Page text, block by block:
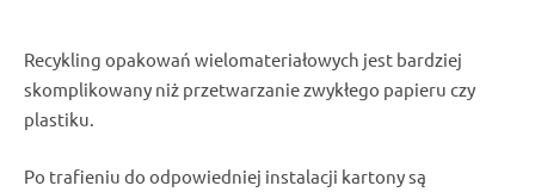
Recykling opakowań wielomateriałowych jest bardziej
skomplikowany niż przetwarzanie zwykłego papieru czy
plastiku.
Po trafieniu do odpowiedniej instalacji kartony są